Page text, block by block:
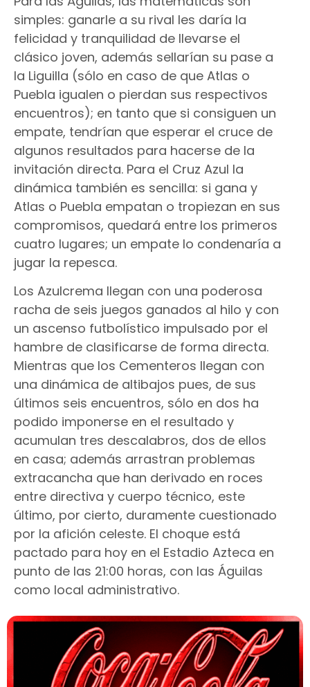
simples: ganarle a su rival les daría la
felicidad y tranquilidad de llevarse el
clásico joven, además sellarían su pase a
la Liguilla (sólo en caso de que Atlas o
Puebla igualen o pierdan sus respectivos
encuentros); en tanto que si consiguen un
empate, tendrían que esperar el cruce de
algunos resultados para hacerse de la
invitación directa. Para el Cruz Azul la
dinámica también es sencilla: si gana y
Atlas o Puebla empatan o tropiezan en sus
compromisos, quedará entre los primeros
cuatro lugares; un empate lo condenaría a
jugar la repesca.
Los Azulcrema llegan con una poderosa
racha de seis juegos ganados al hilo y con
un ascenso futbolístico impulsado por el
hambre de clasificarse de forma directa.
Mientras que los Cementeros llegan con
una dinámica de altibajos pues, de sus
últimos seis encuentros, sólo en dos ha
podido imponerse en el resultado y
acumulan tres descalabros, dos de ellos
en casa; además arrastran problemas
extracancha que han derivado en roces
entre directiva y cuerpo técnico, este
último, por cierto, duramente cuestionado
por la afición celeste. El choque está
pactado para hoy en el Estadio Azteca en
punto de las 21:00 horas, con las Águilas
como local administrativo.